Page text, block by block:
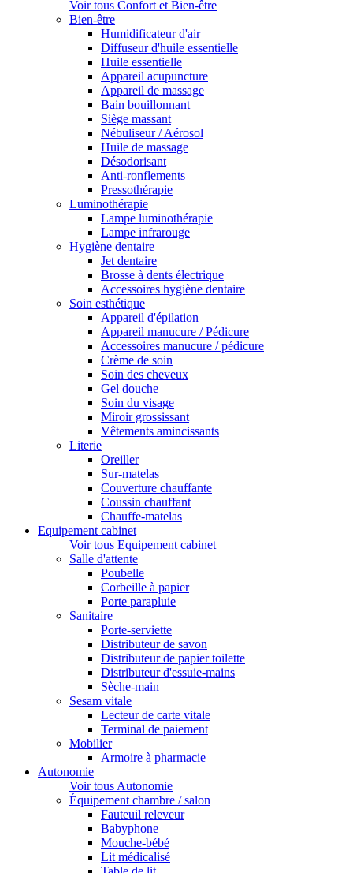
Voir tous Confort et Bien-être
Bien-être
Humidificateur d'air
Diffuseur d'huile essentielle
Huile essentielle
Appareil acupuncture
Appareil de massage
Bain bouillonnant
Siège massant
Nébuliseur / Aérosol
Huile de massage
Désodorisant
Anti-ronflements
Pressothérapie
Luminothérapie
Lampe luminothérapie
Lampe infrarouge
Hygiène dentaire
Jet dentaire
Brosse à dents électrique
Accessoires hygiène dentaire
Soin esthétique
Appareil d'épilation
Appareil manucure / Pédicure
Accessoires manucure / pédicure
Crème de soin
Soin des cheveux
Gel douche
Soin du visage
Miroir grossissant
Vêtements amincissants
Literie
Oreiller
Sur-matelas
Couverture chauffante
Coussin chauffant
Chauffe-matelas
Equipement cabinet
Voir tous Equipement cabinet
Salle d'attente
Poubelle
Corbeille à papier
Porte parapluie
Sanitaire
Porte-serviette
Distributeur de savon
Distributeur de papier toilette
Distributeur d'essuie-mains
Sèche-main
Sesam vitale
Lecteur de carte vitale
Terminal de paiement
Mobilier
Armoire à pharmacie
Autonomie
Voir tous Autonomie
Équipement chambre / salon
Fauteuil releveur
Babyphone
Mouche-bébé
Lit médicalisé